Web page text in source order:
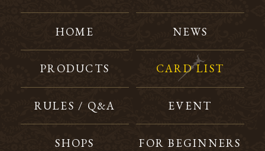
HOME NEWS
PRODUCTS CARD LIST
RULES / Q&A EVENT
SHOPS FOR BEGINNERS